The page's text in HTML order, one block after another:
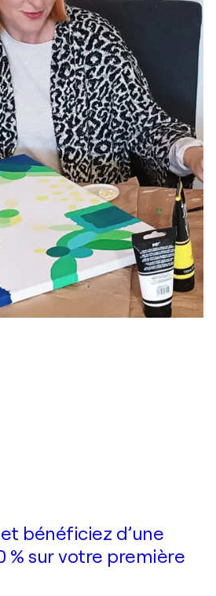
bénéficiez d’une
% sur votre première